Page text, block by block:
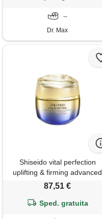
--
Dr. Max
Shiseido vital perfection
uplifting & firming advanced
day cream crema per il viso
87,51 €
Sped. gratuita